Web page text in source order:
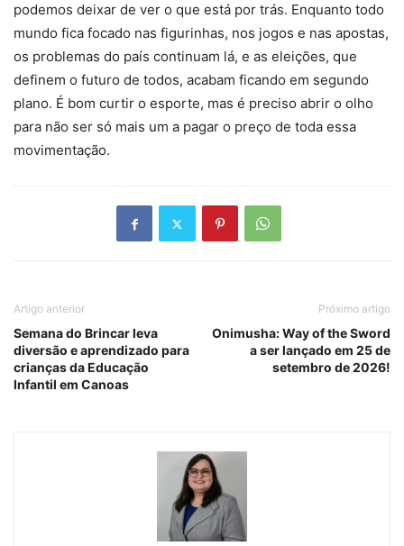
podemos deixar de ver o que está por trás. Enquanto todo
mundo fica focado nas figurinhas, nos jogos e nas apostas,
os problemas do país continuam lá, e as eleições, que
definem o futuro de todos, acabam ficando em segundo
plano. É bom curtir o esporte, mas é preciso abrir o olho
para não ser só mais um a pagar o preço de toda essa
movimentação.
Artigo anterior
Semana do Brincar leva
diversão e aprendizado para
crianças da Educação
Infantil em Canoas
Próximo artigo
Onimusha: Way of the Sword
a ser lançado em 25 de
setembro de 2026!